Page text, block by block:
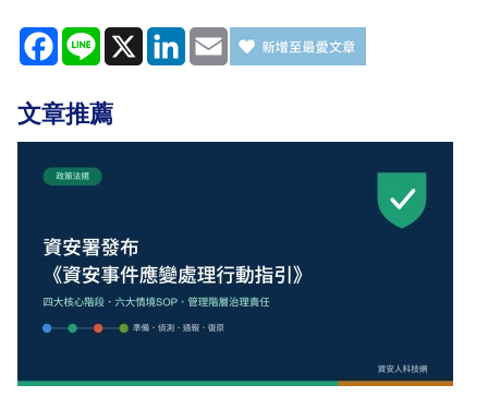
Facebook
Line X LinkedIn
Email
文章推薦